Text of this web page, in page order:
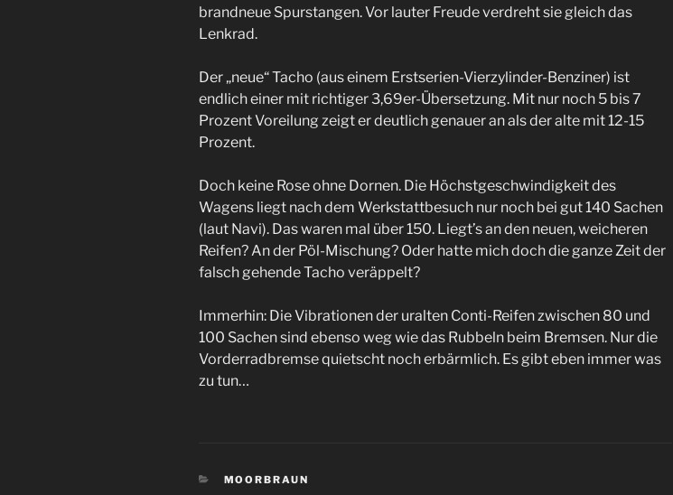
brandneue Spurstangen. Vor lauter Freude verdreht sie gleich das
Lenkrad.
Der „neue“ Tacho (aus einem Erstserien-Vierzylinder-Benziner) ist
endlich einer mit richtiger 3,69er-Übersetzung. Mit nur noch 5 bis 7
Prozent Voreilung zeigt er deutlich genauer an als der alte mit 12-15
Prozent.
Doch keine Rose ohne Dornen. Die Höchstgeschwindigkeit des
Wagens liegt nach dem Werkstattbesuch nur noch bei gut 140 Sachen
(laut Navi). Das waren mal über 150. Liegt’s an den neuen, weicheren
Reifen? An der Pöl-Mischung? Oder hatte mich doch die ganze Zeit der
falsch gehende Tacho veräppelt?
Immerhin: Die Vibrationen der uralten Conti-Reifen zwischen 80 und
100 Sachen sind ebenso weg wie das Rubbeln beim Bremsen. Nur die
Vorderradbremse quietscht noch erbärmlich. Es gibt eben immer was
zu tun…
KATEGORIEN
MOORBRAUN